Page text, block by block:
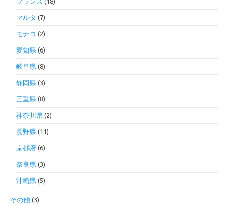
マルタ (7)
モナコ (2)
愛知県 (6)
岐阜県 (8)
静岡県 (3)
三重県 (8)
神奈川県 (2)
長野県 (11)
京都府 (6)
奈良県 (3)
沖縄県 (5)
その他 (3)